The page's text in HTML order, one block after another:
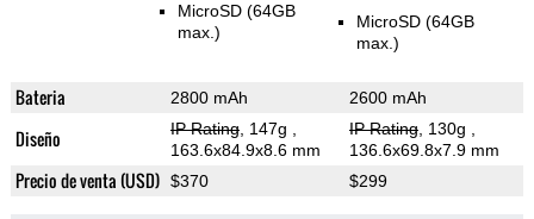
MicroSD (64GB
max.)
MicroSD (64GB
max.)
Bateria 2800 mAh 2600 mAh
Diseño IP Rating, 147g
163.6x84.9x8.6 mm
IP Rating, 130g
136.6x69.8x7.9 mm
Precio de venta (USD) $370 $299